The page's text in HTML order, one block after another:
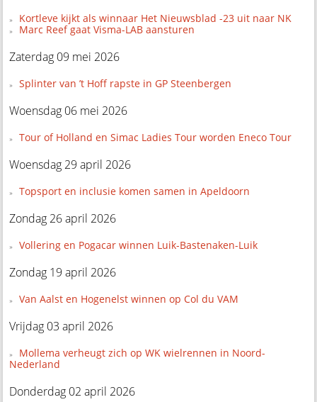
Kortleve kijkt als winnaar Het Nieuwsblad -23 uit naar NK
Marc Reef gaat Visma-LAB aansturen
Zaterdag 09 mei 2026
Splinter van ’t Hoff rapste in GP Steenbergen
Woensdag 06 mei 2026
Tour of Holland en Simac Ladies Tour worden Eneco Tour
Woensdag 29 april 2026
Topsport en inclusie komen samen in Apeldoorn
Zondag 26 april 2026
Vollering en Pogacar winnen Luik-Bastenaken-Luik
Zondag 19 april 2026
Van Aalst en Hogenelst winnen op Col du VAM
Vrijdag 03 april 2026
Mollema verheugt zich op WK wielrennen in Noord-
Nederland
Donderdag 02 april 2026